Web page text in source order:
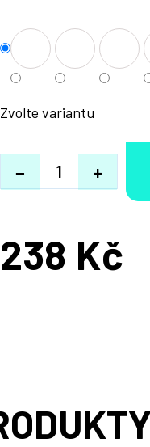
Zvolte variantu
+
−
238 Kč
Měrná